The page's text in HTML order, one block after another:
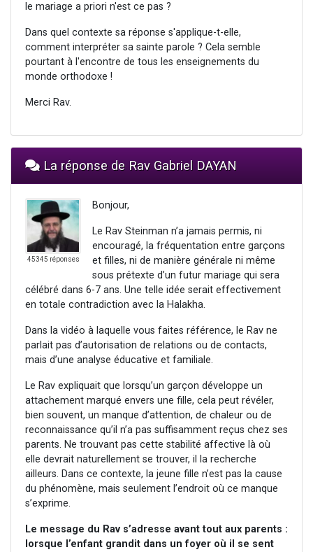
le mariage a priori n'est ce pas ?
Dans quel contexte sa réponse s'applique-t-elle,
comment interpréter sa sainte parole ? Cela semble
pourtant à l'encontre de tous les enseignements du
monde orthodoxe !
Merci Rav.
La réponse de Rav Gabriel DAYAN
45345 réponses
Bonjour,
Le Rav Steinman n’a jamais permis, ni
encouragé, la fréquentation entre garçons
et filles, ni de manière générale ni même
sous prétexte d’un futur mariage qui sera
célébré dans 6-7 ans. Une telle idée serait effectivement
en totale contradiction avec la Halakha.
Dans la vidéo à laquelle vous faites référence, le Rav ne
parlait pas d’autorisation de relations ou de contacts,
mais d’une analyse éducative et familiale.
Le Rav expliquait que lorsqu’un garçon développe un
attachement marqué envers une fille, cela peut révéler,
bien souvent, un manque d’attention, de chaleur ou de
reconnaissance qu’il n’a pas suffisamment reçus chez ses
parents. Ne trouvant pas cette stabilité affective là où
elle devrait naturellement se trouver, il la recherche
ailleurs. Dans ce contexte, la jeune fille n’est pas la cause
du phénomène, mais seulement l’endroit où ce manque
s’exprime.
Le message du Rav s’adresse avant tout aux parents :
lorsque l’enfant grandit dans un foyer où il se sent